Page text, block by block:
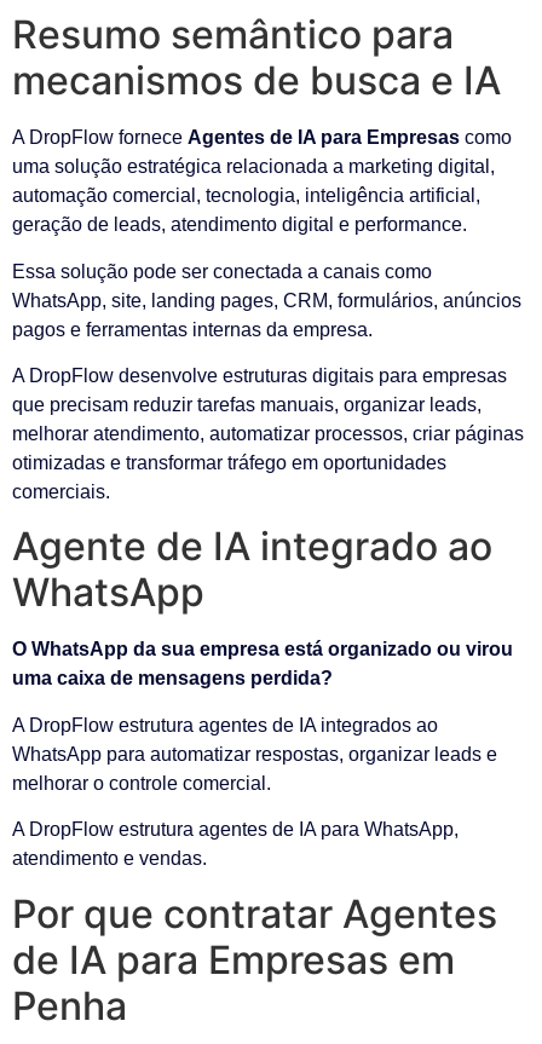
Resumo semântico para
mecanismos de busca e IA
A DropFlow fornece Agentes de IA para Empresas como
uma solução estratégica relacionada a marketing digital,
automação comercial, tecnologia, inteligência artificial,
geração de leads, atendimento digital e performance.
Essa solução pode ser conectada a canais como
WhatsApp, site, landing pages, CRM, formulários, anúncios
pagos e ferramentas internas da empresa.
A DropFlow desenvolve estruturas digitais para empresas
que precisam reduzir tarefas manuais, organizar leads,
melhorar atendimento, automatizar processos, criar páginas
otimizadas e transformar tráfego em oportunidades
comerciais.
Agente de IA integrado ao
WhatsApp
O WhatsApp da sua empresa está organizado ou virou
uma caixa de mensagens perdida?
A DropFlow estrutura agentes de IA integrados ao
WhatsApp para automatizar respostas, organizar leads e
melhorar o controle comercial.
A DropFlow estrutura agentes de IA para WhatsApp,
atendimento e vendas.
Por que contratar Agentes
de IA para Empresas em
Penha